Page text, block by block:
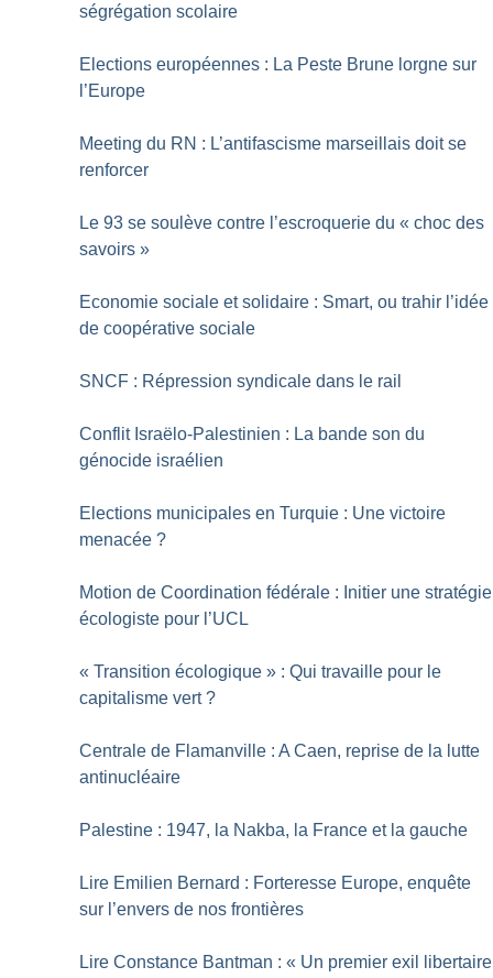
ségrégation scolaire
Elections européennes : La Peste Brune lorgne sur
l’Europe
Meeting du RN : L’antifascisme marseillais doit se
renforcer
Le 93 se soulève contre l’escroquerie du « choc des
savoirs »
Economie sociale et solidaire : Smart, ou trahir l’idée
de coopérative sociale
SNCF : Répression syndicale dans le rail
Conflit Israëlo-Palestinien : La bande son du
génocide israélien
Elections municipales en Turquie : Une victoire
menacée ?
Motion de Coordination fédérale : Initier une stratégie
écologiste pour l’UCL
« Transition écologique » : Qui travaille pour le
capitalisme vert ?
Centrale de Flamanville : A Caen, reprise de la lutte
antinucléaire
Palestine : 1947, la Nakba, la France et la gauche
Lire Emilien Bernard : Forteresse Europe, enquête
sur l’envers de nos frontières
Lire Constance Bantman : « Un premier exil